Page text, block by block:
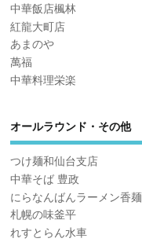
中華飯店楓林
紅龍大町店
あまのや
萬福
中華料理栄楽
オールラウンド・その他
つけ麺和仙台支店
中華そば 豊政
にらなんばんラーメン香麺
札幌の味釜平
れすとらん水車